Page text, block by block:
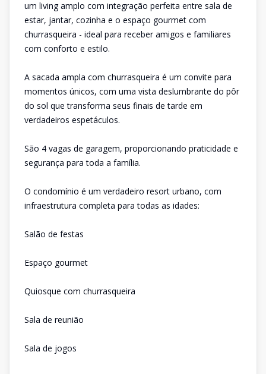
um living amplo com integração perfeita entre sala de
estar, jantar, cozinha e o espaço gourmet com
churrasqueira - ideal para receber amigos e familiares
com conforto e estilo.
A sacada ampla com churrasqueira é um convite para
momentos únicos, com uma vista deslumbrante do pôr
do sol que transforma seus finais de tarde em
verdadeiros espetáculos.
São 4 vagas de garagem, proporcionando praticidade e
segurança para toda a família.
O condomínio é um verdadeiro resort urbano, com
infraestrutura completa para todas as idades:
Salão de festas
Espaço gourmet
Quiosque com churrasqueira
Sala de reunião
Sala de jogos